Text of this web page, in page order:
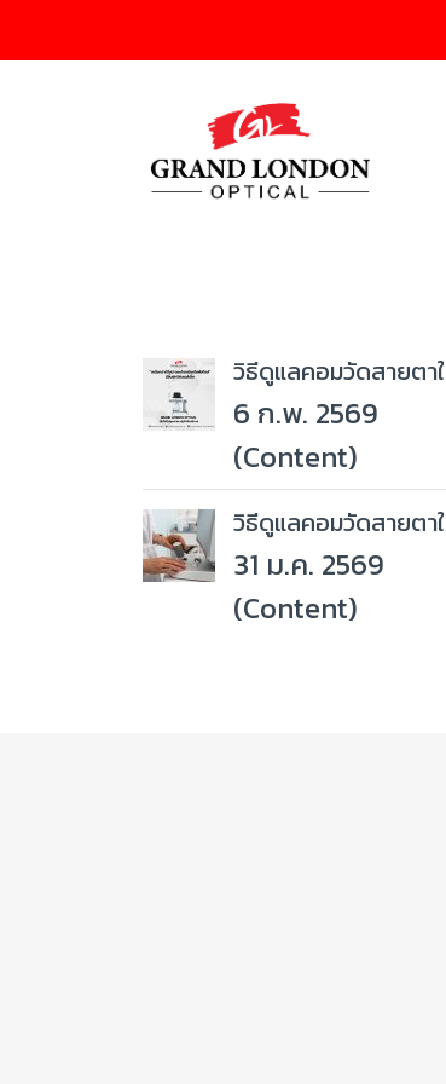
วิธีดูแลคอมวัดสายตา
6 ก.พ. 2569
(Content)
วิธีดูแลคอมวัดสายตา
31 ม.ค. 2569
(Content)